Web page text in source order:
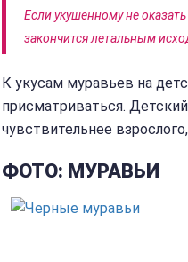
Если укушенному не
закончится летальным
К укусам муравьев на
присматриваться.
чувствительнее
ФОТО: МУРАВЬИ